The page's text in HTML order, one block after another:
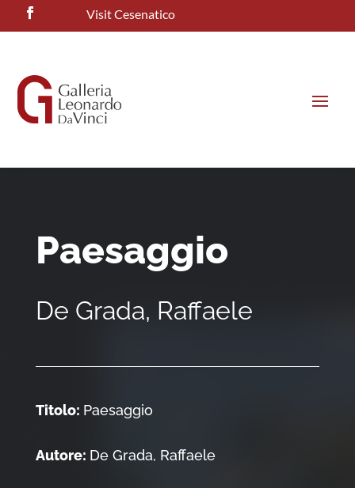
Visit Cesenatico
Paesaggio
De Grada, Raffaele
Titolo: Paesaggio
Autore: De Grada, Raffaele